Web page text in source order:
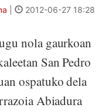
2012-06-27 18:28
nola gaurkoan
San Pedro
ospatuko dela
Abiadura